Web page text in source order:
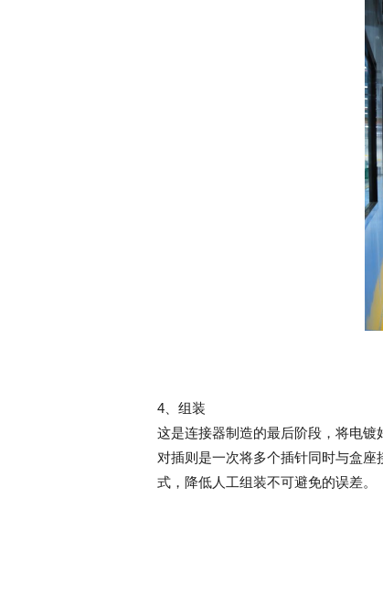
4、组装
这是连接器制造的最后阶段，‌将电
对插则是一次将多个插针同时与盒
式，降低人工组装不可避免的误差。